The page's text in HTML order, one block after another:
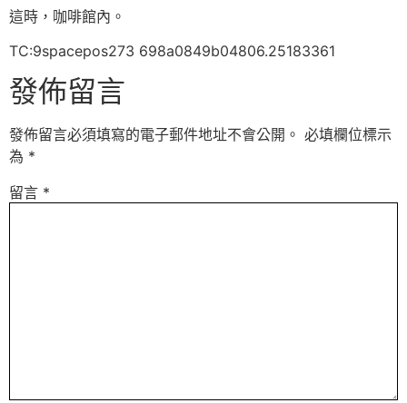
這時，咖啡館內。
TC:9spacepos273 698a0849b04806.25183361
發佈留言
發佈留言必須填寫的電子郵件地址不會公開。 必填欄位標示
為 *
留言 *